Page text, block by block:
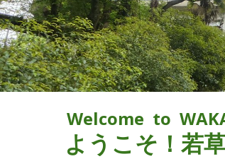
Welcome to
ようこそ！若